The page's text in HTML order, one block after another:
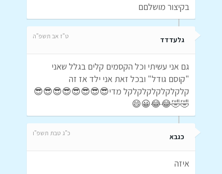
בקיצור מושלםם
גלעדדד ט"ז אב תשפ"ה
גם אני עשיתי וכל הקסמים קלים בגלל שאני
"קוסם גודל" ובכל זאת אני ילד אז זה
קלקלקלקלקלקלקל מדי😎😎😎😎😎😎😎😎
🤣🤣😂😂😀😄
כגבא כ"ג טבת תשפ"ו
איזה